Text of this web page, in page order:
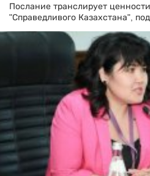
Послание транслирует
"Справедливого Казахстана",